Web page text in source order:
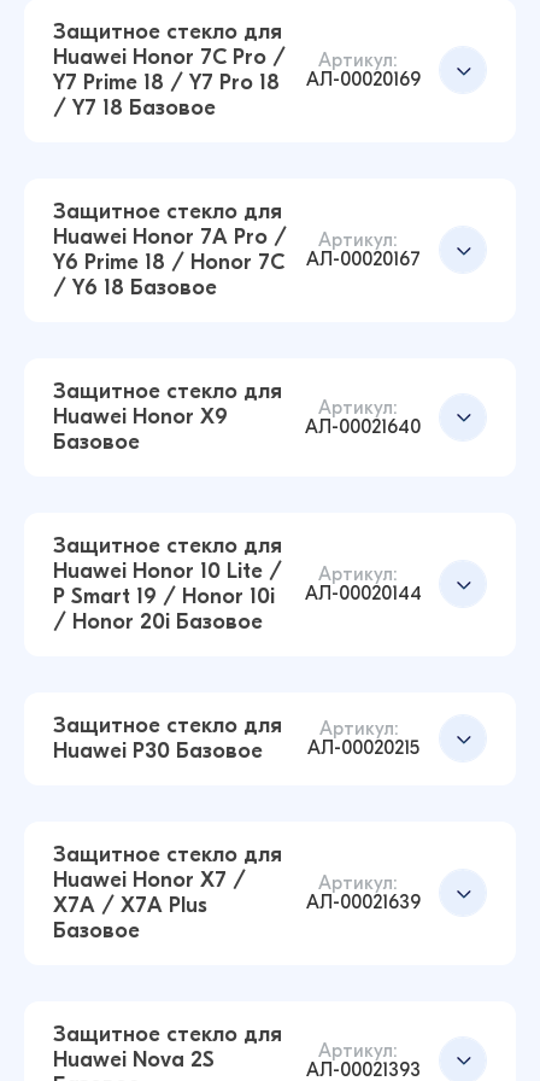
14 ₽16 ₽
Защитное стекло для Huawei P20 Pro Базовое
Защитное стекло для Huawei Honor 9 Lite
Базовое (Черный)
Защитное стекло для
Huawei Honor 7C Pro /
Y7 Prime 18 / Y7 Pro 18
/ Y7 18 Базовое
Артикул:
АЛ-00020169
Защитное стекло для Huawei Honor 7C Pro /
Защитное стекло для
Huawei Honor 7A Pro /
Y6 Prime 18 / Honor 7C
/ Y6 18 Базовое
Артикул:
АЛ-00020167
Защитное стекло для Huawei Honor 7A Pro /
14 ₽14 ₽
Защитное стекло для
Huawei Honor X9
Базовое
Артикул:
АЛ-00021640
14 ₽16 ₽
Защитное стекло для
Huawei Honor 10 Lite /
P Smart 19 / Honor 10i
/ Honor 20i Базовое
Артикул:
АЛ-00020144
14 ₽16 ₽
Защитное стекло для
Huawei P30 Базовое
Артикул:
АЛ-00020215
Защитное стекло для
Huawei Honor X7 /
X7A / X7A Plus
Базовое
Артикул:
АЛ-00021639
Защитное стекло для
Huawei Nova 2S
Артикул:
АЛ-00021393